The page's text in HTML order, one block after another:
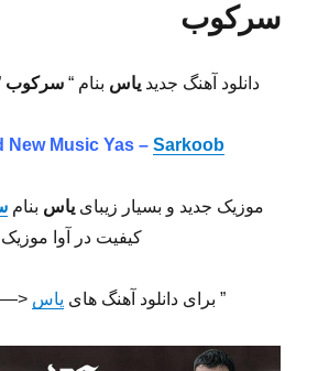
سرکوب
دانلود آهنگ جدید یاس بنام “ سرکوب
New MusicYas – Sarkoob
موزیک جدید و بسیار زیبای یاس بنام
کیفیت در آوا موزیک
” برای دانلود آهنگ های یاس <—